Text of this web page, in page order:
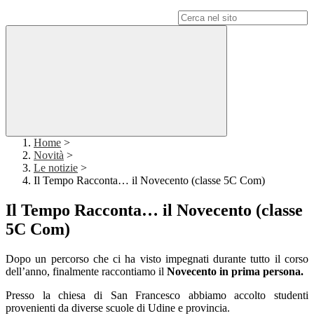
Home >
Novità >
Le notizie >
Il Tempo Racconta… il Novecento (classe 5C Com)
Il Tempo Racconta… il Novecento (classe
5C Com)
Dopo un percorso che ci ha visto impegnati durante tutto il corso
dell’anno, finalmente raccontiamo il Novecento in prima persona.
Presso la chiesa di San Francesco abbiamo accolto studenti
provenienti da diverse scuole di Udine e provincia.